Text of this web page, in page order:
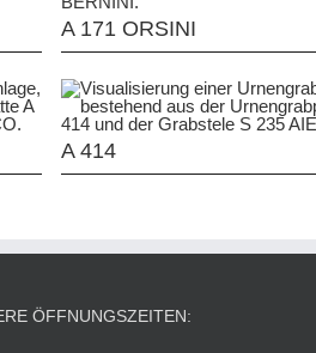
A 171 ORSINI
A 414
ÖFFNUNGSZEITEN: